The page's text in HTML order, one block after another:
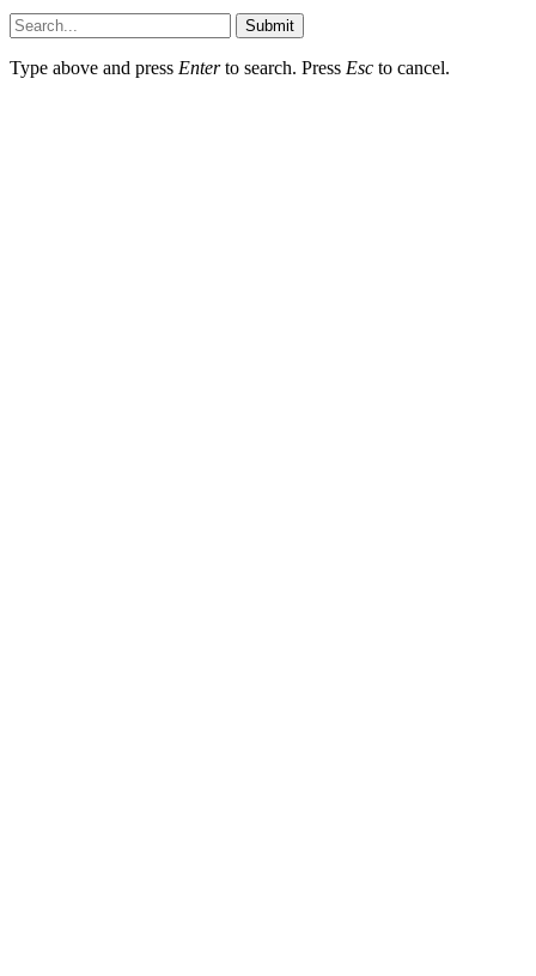
Submit
Type above and press Enterto search. Press Esc to cancel.